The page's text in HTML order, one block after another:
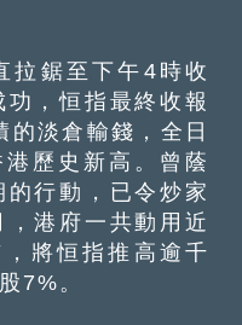
鋸至下午4時收
，恒指最終收報
淡倉輸錢，全日
歷史新高。曾蔭
行動，已令炒家
港府一共動用近
將恒指推高逾千
7%。